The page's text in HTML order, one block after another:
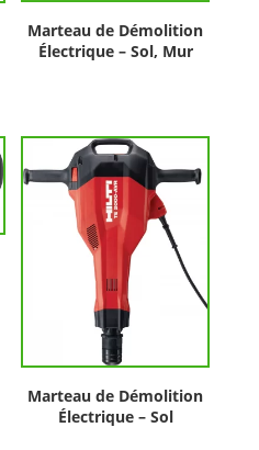
Marteau de Démolition
Électrique – Sol, Mur
Marteau de Démolition
Électrique – Sol